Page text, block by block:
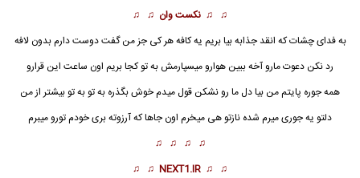
♫ ♫ نکست وان ♫ ♫
به فدای چشات که انقد جذابه بیا بریم یهکافههر کی جز من گفت دوست دارم بدون لافه
رد نکن دعوت مارو آخه ببین هوارو میسپارمش به تو کجا بریم اون ساعت این قرارو
همه جوره پایتم من بیا دل ما رو نشکن قول میدم خوش بگذره به تو به تو بیشتر از من
دلتو یه جوری میرم شده نازتو هی میخرم اون جاها که آرزوته بری خودم تورو میبرم
♫ ♫ ♫ ♫
♫ ♫
NEXT1.IR
♫ ♫